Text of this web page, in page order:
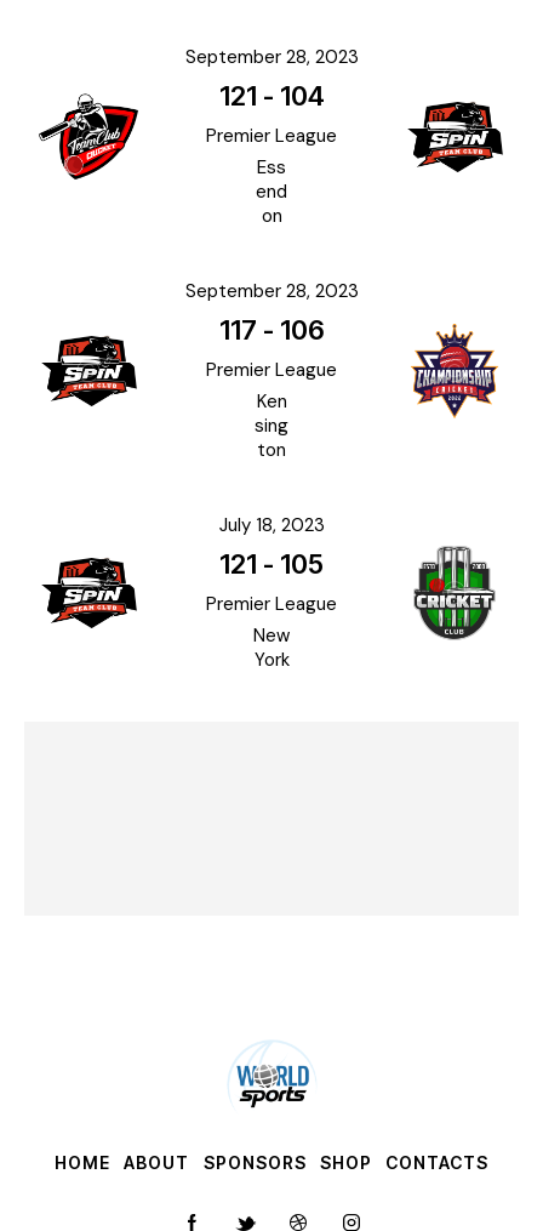
September 28, 2023
121 - 104
Premier League
Ess
end
on
September 28, 2023
117 - 106
Premier League
Ken
sing
ton
July 18, 2023
121 - 105
Premier League
New
York
HOME ABOUT SPONSORS SHOP CONTACTS